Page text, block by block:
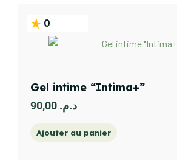
0
Gel intime “Intima+”
د.م.
Ajouter au panier